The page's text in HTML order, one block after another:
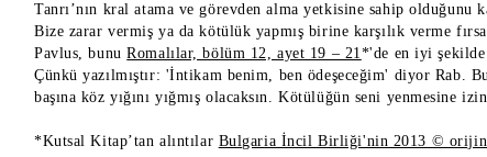
Tanrı’nın kral atama ve görevden alma yetkisine sahip olduğunu
Bize zarar vermiş ya da kötülük yapmış birine karşılık verme
Pavlus, bunuRomalılar, bölüm 12, ayet 19 – 21*'de en iyi şekilde
Çünkü yazılmıştır: 'İntikam benim, ben ödeşeceğim' diyor Rab.
başına köz yığını yığmış olacaksın. Kötülüğün seni yenmesine
*Kutsal Kitap’tan alıntılar Bulgaria İncil Birliği'nin 2013 ©